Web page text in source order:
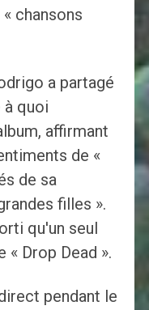
chansons
a partagé
quoi
affirmant
de «
de sa
filles ».
qu'un seul
Drop Dead ».
pendant le